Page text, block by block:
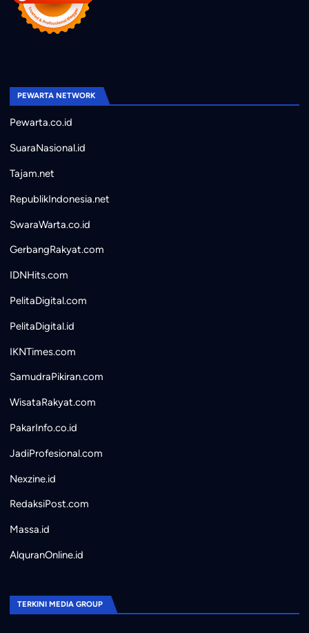
PEWARTA NETWORK
Pewarta.co.id
SuaraNasional.id
Tajam.net
RepublikIndonesia.net
SwaraWarta.co.id
GerbangRakyat.com
IDNHits.com
PelitaDigital.com
PelitaDigital.id
IKNTimes.com
SamudraPikiran.com
WisataRakyat.com
PakarInfo.co.id
JadiProfesional.com
Nexzine.id
RedaksiPost.com
Massa.id
AlquranOnline.id
TERKINI MEDIA GROUP